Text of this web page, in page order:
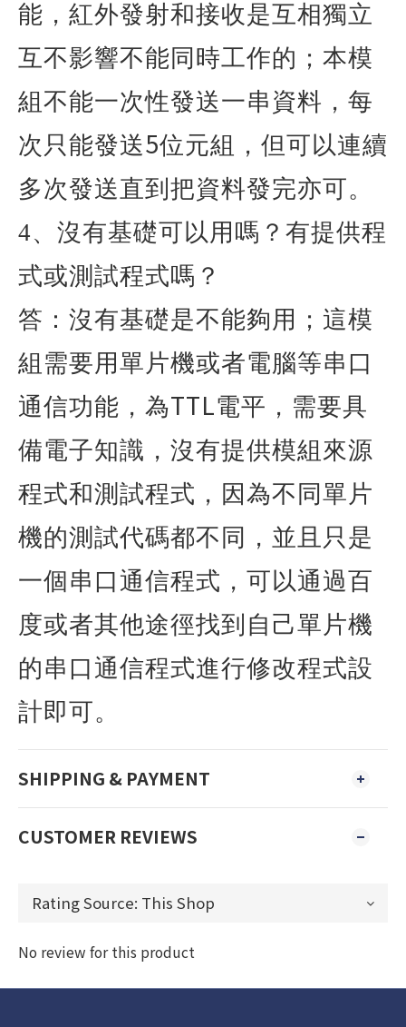
能，紅外發射和接收是互相獨立
互不影響不能同時工作的；本模
組不能一次性發送一串資料，每
次只能發送5位元組，但可以連續
多次發送直到把資料發完亦可。
4、沒有基礎可以用嗎？有提供程
式或測試程式嗎？
答：沒有基礎是不能夠用；這模
組需要用單片機或者電腦等串口
通信功能，為TTL電平，需要具
備電子知識，沒有提供模組來源
程式和測試程式，因為不同單片
機的測試代碼都不同，並且只是
一個串口通信程式，可以通過百
度或者其他途徑找到自己單片機
的串口通信程式進行修改程式設
計即可。
SHIPPING & PAYMENT
CUSTOMER REVIEWS
No review for this product